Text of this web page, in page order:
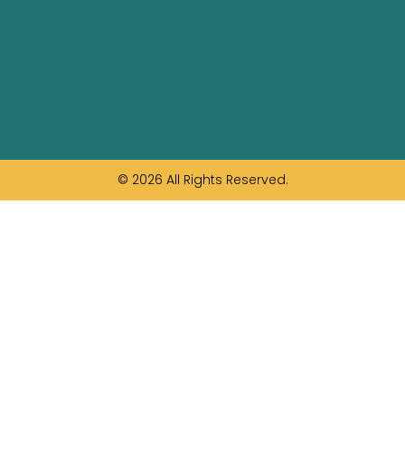
© 2026 All Rights Reserved.